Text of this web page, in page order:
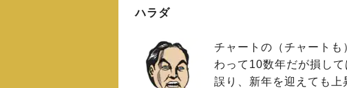
ハラダ
チャートの（チャート
わって10数年だが損し
誤り、新年を迎えても上